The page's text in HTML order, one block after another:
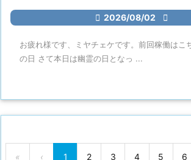
 2026/08/02 
お疲れ様です、ミヤチェケです。前回稼働は
の日 さて本日は幽霊の日となっ ...
« ‹ 1 2 3 4 5 6